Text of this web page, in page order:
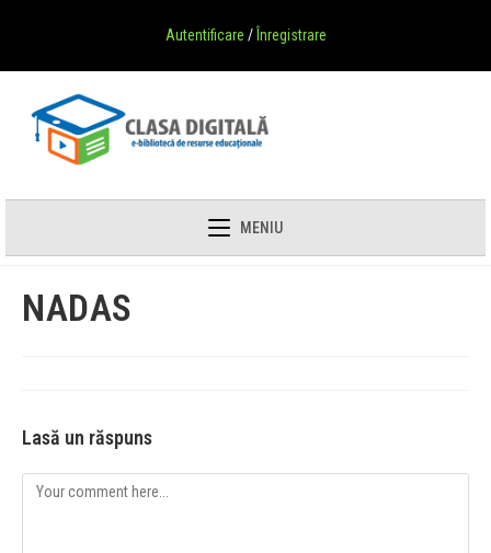
Autentificare / Înregistrare
MENIU
NADAS
Lasă un răspuns